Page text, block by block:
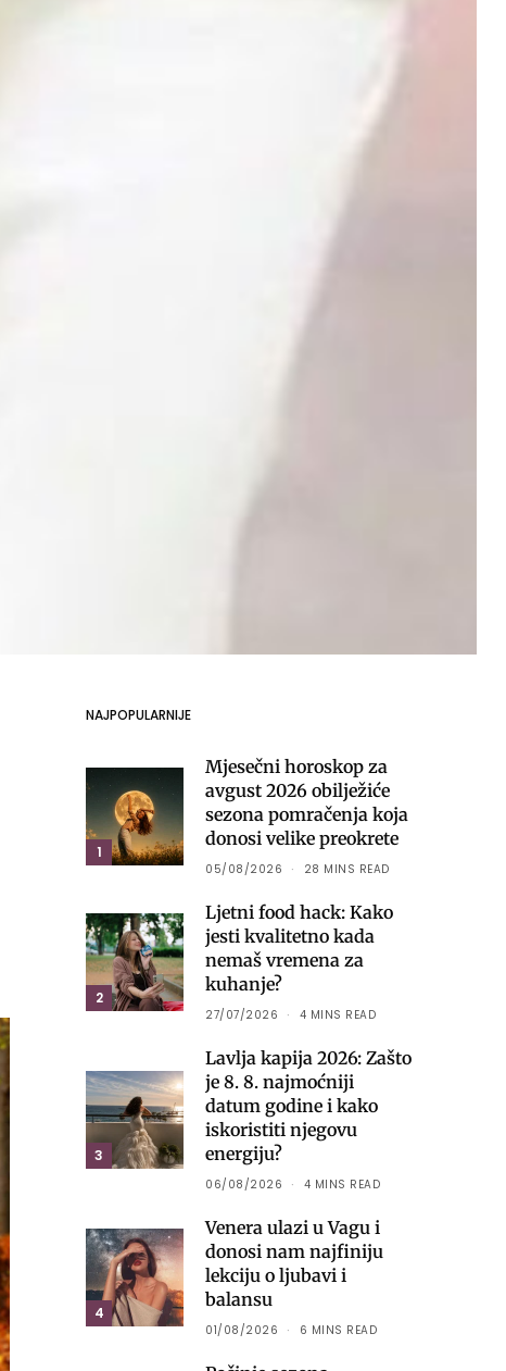
NAJPOPULARNIJE
1
Mjesečni horoskop za
avgust 2026 obilježiće
sezona pomračenja koja
donosi velike preokrete
05/08/2026 28 MINS READ
2
Ljetni food hack: Kako
jesti kvalitetno kada
nemaš vremena za
kuhanje?
27/07/2026 4 MINS READ
3
Lavlja kapija 2026: Zašto
je 8. 8. najmoćniji
datum godine i kako
iskoristiti njegovu
energiju?
06/08/2026 4 MINS READ
4
Venera ulazi u Vagu i
donosi nam najfiniju
lekciju o ljubavi i
balansu
01/08/2026 6 MINS READ